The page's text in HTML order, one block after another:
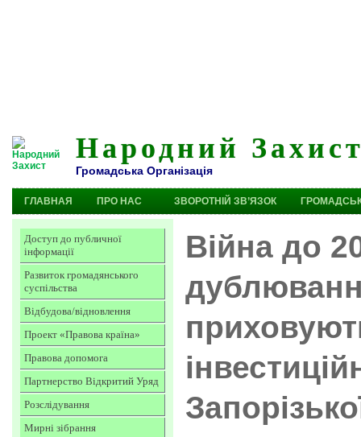
Народний
Громадська Організація
ГЛАВНАЯ ПРО НАС ЗВОРОТНІЙ ЗВ’ЯЗОК
Доступ до публичної
інформації
Развиток громадянського
суспільства
Відбудова/відновлення
Проект «Правова країна»
Правова допомога
Партнерство Відкритий Уряд
Розслідування
Мирні зібрання
Війна до